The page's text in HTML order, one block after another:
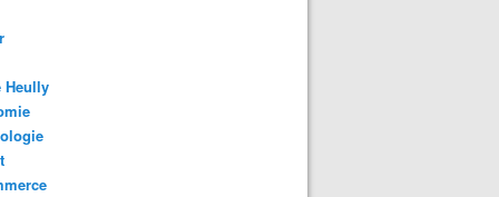
Heully